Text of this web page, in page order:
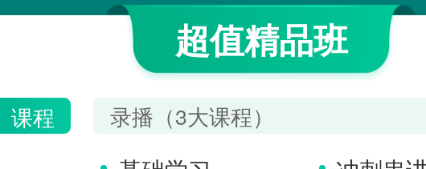
超值精品班
课程 录播（3大课程）